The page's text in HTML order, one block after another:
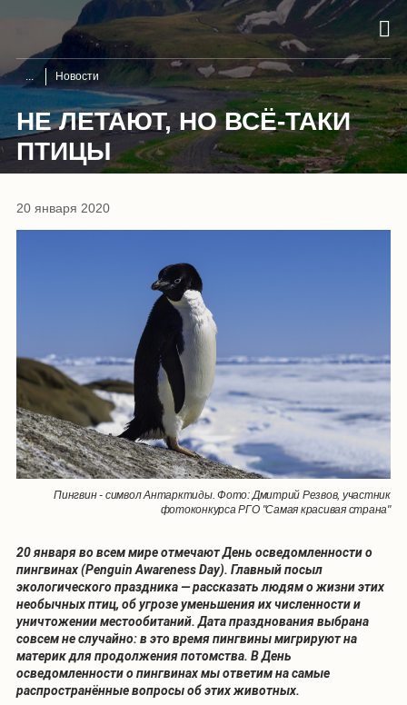
Новости
НЕ ЛЕТАЮТ, НО ВСЁ-ТАКИ
ПТИЦЫ
20 января 2020
Пингвин - символ Антарктиды. Фото: Дмитрий Резвов, участник
фотоконкурса РГО "Самая красивая страна"
20 января во всем мире отмечают День осведомленности о
пингвинах (Penguin Awareness Day). Главный посыл
экологического праздника — рассказать людям о жизни этих
необычных птиц, об угрозе уменьшения их численности и
уничтожении местообитаний. Дата празднования выбрана
совсем не случайно: в это время пингвины мигрируют на
материк для продолжения потомства. В День
осведомленности о пингвинах мы ответим на самые
распространённые вопросы об этих животных.